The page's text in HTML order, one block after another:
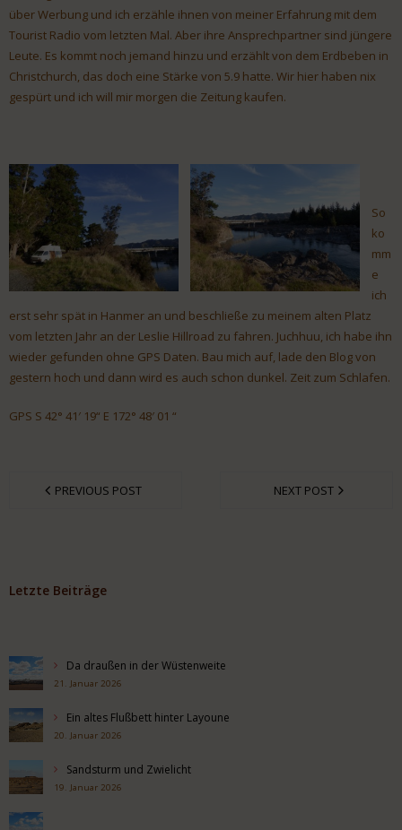
über Werbung und ich erzähle ihnen von meiner Erfahrung mit dem
Tourist Radio vom letzten Mal. Aber ihre Ansprechpartner sind jüngere
Leute. Es kommt noch jemand hinzu und erzählt von dem Erdbeben in
Christchurch, das doch eine Stärke von 5.9 hatte. Wir hier haben nix
gespürt und ich will mir morgen die Zeitung kaufen.
So
ko
mm
e
ich
erst sehr spät in Hanmer an und beschließe zu meinem alten Platz
vom letzten Jahr an der Leslie Hillroad zu fahren. Juchhuu, ich habe ihn
wieder gefunden ohne GPS Daten. Bau mich auf, lade den Blog von
gestern hoch und dann wird es auch schon dunkel. Zeit zum Schlafen.
GPS S 42° 41′ 19“ E 172° 48′ 01 “
PREVIOUS POST NEXT POST
Letzte Beiträge
Da draußen in der Wüstenweite
21. Januar 2026
Ein altes Flußbett hinter Layoune
20. Januar 2026
Sandsturm und Zwielicht
19. Januar 2026